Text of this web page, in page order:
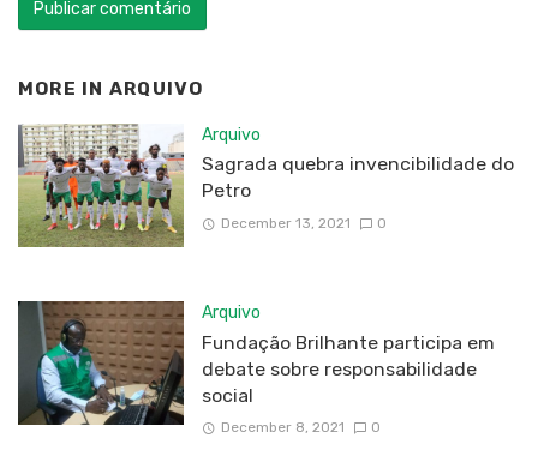
MORE IN ARQUIVO
Arquivo
Sagrada quebra invencibilidade do
Petro
December 13, 2021 0
Arquivo
Fundação Brilhante participa em
debate sobre responsabilidade
social
December 8, 2021 0